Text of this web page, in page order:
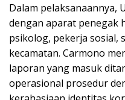
Dalam pelaksanaannya,
dengan aparat penegak
psikolog, pekerja sosial,
kecamatan. Carmono
laporan yang masuk
operasional prosedur